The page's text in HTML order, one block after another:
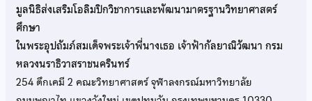
มูลนิธิส่งเสริมโอลิมปิกวิชาการและพัฒนามาตรฐานวิทยาศาสตร์
ศึกษา
ในพระอุปถัมภ์สมเด็จพระเจ้าพี่นางเธอ เจ้าฟ้ากัลยาณิวัฒนา กรม
หลวงนราธิวาสราชนครินทร์
254 ตึกเคมี 2 คณะวิทยาศาสตร์ จุฬาลงกรณ์มหาวิทยาลัย